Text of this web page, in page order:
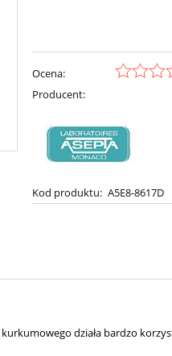
Ocena:
Producent:
Kod produktu: A5E8-8617D
działa bardzo